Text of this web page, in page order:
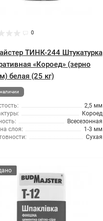
0
ТИНК-244 Штукатурка
«Короед» (зерно
белая (25 кг)
2,5 мм
Короед
Всесезонная
слоя:
1-3 мм
Сухая